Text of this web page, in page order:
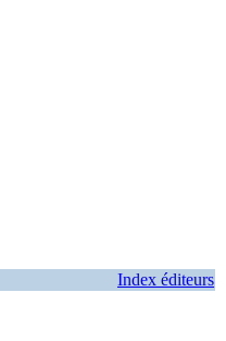
Index éditeurs